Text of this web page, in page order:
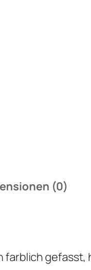
(0)
farblich gefasst,